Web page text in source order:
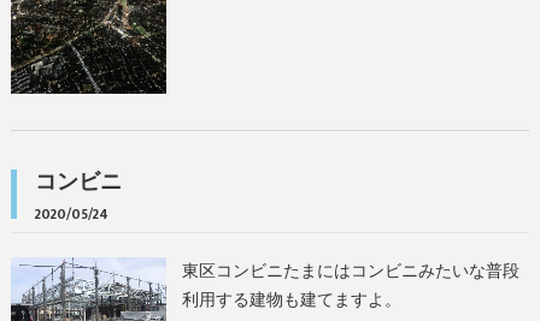
コンビニ
2020/05/24
東区コンビニたまにはコンビニみたいな普段
利用する建物も建てますよ。